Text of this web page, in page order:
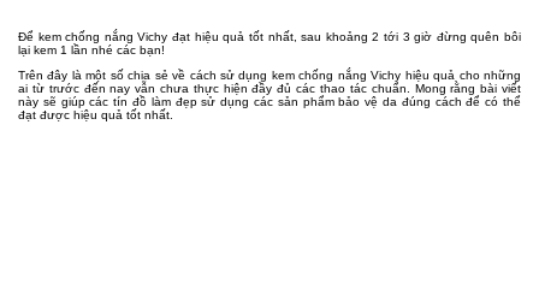
Để kem chống nắng Vichy đạt hiệu quả tốt nhất, sau khoảng 2 tới 3 giờ đừng quên bôi
lại kem 1 lần nhé các bạn!
Trên đây là một số chia sẻ về cách sử dụng kem chống nắng Vichy hiệu quả cho những
ai từ trước đến nay vẫn chưa thực hiện đầy đủ các thao tác chuẩn. Mong rằng bài viết
này sẽ giúp các tín đồ làm đẹp sử dụng các sản phẩm bảo vệ da đúng cách để có thể
đạt được hiệu quả tốt nhất.